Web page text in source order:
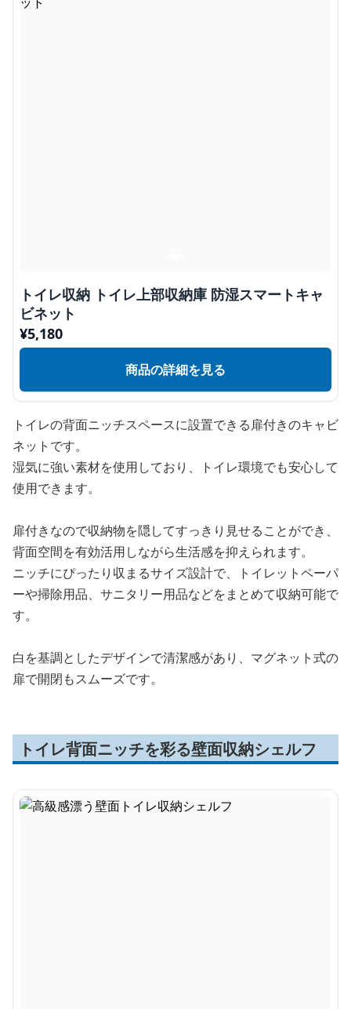
トイレ収納 トイレ上部収納庫 防湿スマートキャ
ビネット
¥5,180
商品の詳細を見る
トイレの背面ニッチスペースに設置できる扉付きのキャビ
ネットです。
湿気に強い素材を使用しており、トイレ環境でも安心して
使用できます。
扉付きなので収納物を隠してすっきり見せることができ、
背面空間を有効活用しながら生活感を抑えられます。
ニッチにぴったり収まるサイズ設計で、トイレットペーパ
ーや掃除用品、サニタリー用品などをまとめて収納可能で
す。
白を基調としたデザインで清潔感があり、マグネット式の
扉で開閉もスムーズです。
トイレ背面ニッチを彩る壁面収納シェルフ